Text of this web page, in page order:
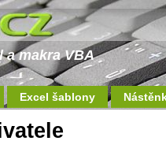
a makra VBA
Excel šablony